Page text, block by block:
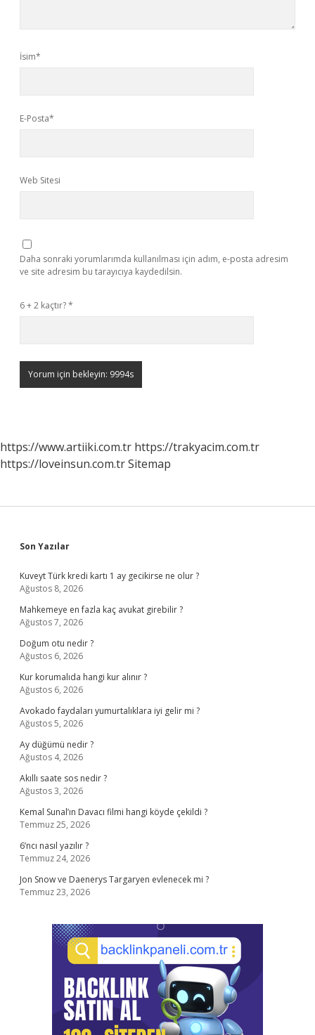
İsim*
E-Posta*
Web Sitesi
Daha sonraki yorumlarımda kullanılması için adım, e-posta adresim
ve site adresim bu tarayıcıya kaydedilsin.
6 + 2 kaçtır?*
https://www.artiiki.com.tr https://trakyacim.com.tr
https://loveinsun.com.trSitemap
Sidebar
Son Yazılar
Kuveyt Türk kredi kartı 1 ay gecikirse ne olur ?
Ağustos 8, 2026
Mahkemeye en fazla kaç avukat girebilir ?
Ağustos 7, 2026
Doğum otu nedir ?
Ağustos 6, 2026
Kur korumalıda hangi kur alınır ?
Ağustos 6, 2026
Avokado faydaları yumurtalıklara iyi gelir mi ?
Ağustos 5, 2026
Ay düğümü nedir ?
Ağustos 4, 2026
Akıllı saate sos nedir ?
Ağustos 3, 2026
Kemal Sunal’ın Davacı filmi hangi köyde çekildi ?
Temmuz 25, 2026
6’ncı nasıl yazılır ?
Temmuz 24, 2026
Jon Snow ve Daenerys Targaryen evlenecek mi ?
Temmuz 23, 2026